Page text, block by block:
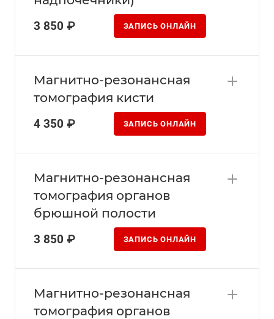
3 850 ₽ ЗАПИСЬ ОНЛАЙН
Магнитно-резонансная
томография кисти
4 350 ₽ ЗАПИСЬ ОНЛАЙН
Магнитно-резонансная
томография органов
брюшной полости
3 850 ₽ ЗАПИСЬ ОНЛАЙН
Магнитно-резонансная
томография органов